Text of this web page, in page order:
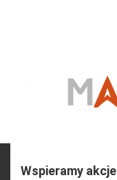
Wspieramy akcje